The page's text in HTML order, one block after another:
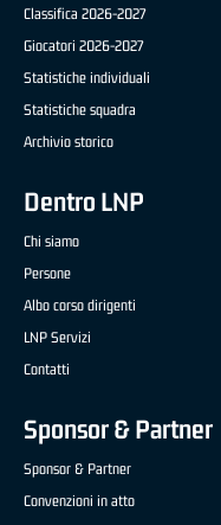
Classifica 2026-2027
Giocatori 2026-2027
Statistiche individuali
Statistiche squadra
Archivio storico
Dentro LNP
Chi siamo
Persone
Albo corso dirigenti
LNP Servizi
Contatti
Sponsor & Partner
Sponsor & Partner
Convenzioni in atto